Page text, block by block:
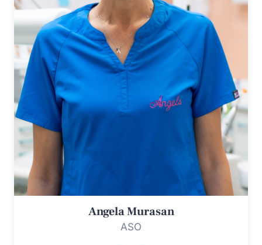
Angela Murasan
ASO